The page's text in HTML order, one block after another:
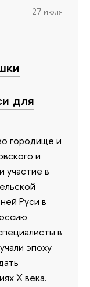
27 июля
для
городище и
и
участие в
Руси в
в
эпоху
X века.